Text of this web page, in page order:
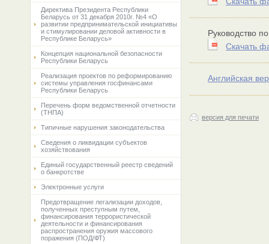
Директива Президента Республики
Беларусь от 31 декабря 2010г. №4 «О
развитии предпринимательской инициативы
и стимулировании деловой активности в
Республике Беларусь»
Концепция национальной безопасности
Республики Беларусь
Реализация проектов по реформированию
системы управления госфинансами
Республики Беларусь
Перечень форм ведомственной отчетности
(ТНПА)
Типичные нарушения законодательства
Сведения о ликвидации субъектов
хозяйствования
Единый государственный реестр сведений
о банкротстве
Электронные услуги
Предотвращение легализации доходов,
полученных преступным путем,
финансирования террористической
деятельности и финансирования
распространения оружия массового
поражения (ПОД/ФТ)
Руководство
Скачать
Английская
версия для печати